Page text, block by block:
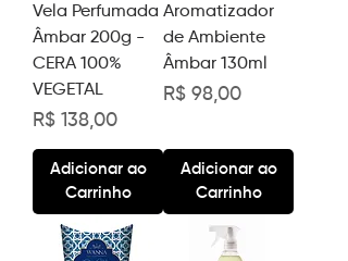
Vela Perfumada
Âmbar 200g -
CERA 100%
VEGETAL
Preço
R$ 138,00
Adicionar ao
Carrinho
Aromatizador
de Ambiente
Âmbar 130ml
Preço
R$ 98,00
Adicionar ao
Carrinho